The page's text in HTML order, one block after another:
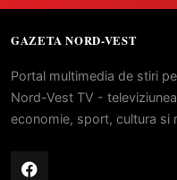
GAZETA NORD-VEST
Portal multimedia de stiri
Nord-Vest TV -
economie, sport, cultura si